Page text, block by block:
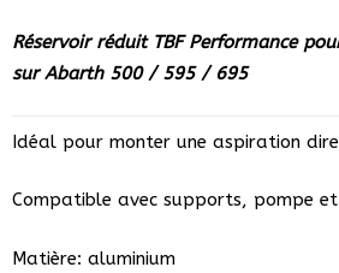
Réservoir réduit TBF Performance
sur Abarth 500 / 595 / 695
Idéal pour monter une aspiration
Compatible avec supports, pompe et
Matière: aluminium